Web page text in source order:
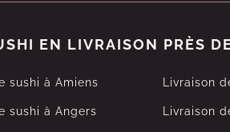
EN LIVRAISON PRÈS
sushi à Amiens
sushi à Angers
Livraison
Livraison